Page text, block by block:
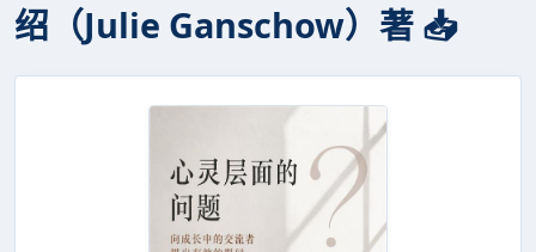
绍（Julie Ganschow）著 📥